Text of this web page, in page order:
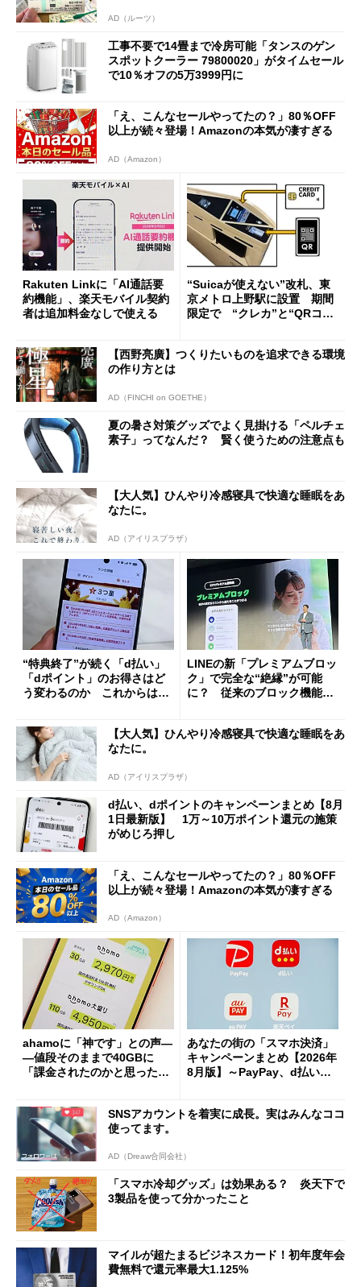
AD（ルーツ）
工事不要で14畳まで冷房可能「タンスのゲン
スポットクーラー 79800020」がタイムセール
で10％オフの5万3999円に
「え、こんなセールやってたの？」80％OFF
以上が続々登場！Amazonの本気が凄すぎる
AD（Amazon）
Rakuten Linkに「AI通話要
約機能」、楽天モバイル契約
者は追加料金なしで使える
“Suicaが使えない”改札、東
京メトロ上野駅に設置 期間
限定で “クレカ”と“QRコー
【西野亮廣】つくりたいものを追求できる環境
の作り方とは
AD（FINCHI on GOETHE）
夏の暑さ対策グッズでよく見掛ける「ペルチェ
素子」ってなんだ？ 賢く使うための注意点も
【大人気】ひんやり冷感寝具で快適な睡眠をあ
なたに。
AD（アイリスプラザ）
“特典終了”が続く「d払い」
「dポイント」のお得さはど
う変わるのか これからは
LINEの新「プレミアムブロッ
ク」で完全な“絶縁”が可能
に？ 従来のブロック機能と
【大人気】ひんやり冷感寝具で快適な睡眠をあ
なたに。
AD（アイリスプラザ）
d払い、dポイントのキャンペーンまとめ【8月
1日最新版】 1万～10万ポイント還元の施策
がめじろ押し
「え、こんなセールやってたの？」80％OFF
以上が続々登場！Amazonの本気が凄すぎる
AD（Amazon）
ahamoに「神です」との声―
―値段そのままで40GBに
「課金されたのかと思った」
あなたの街の「スマホ決済」
キャンペーンまとめ【2026年
8月版】～PayPay、d払い、a
SNSアカウントを着実に成長。実はみんなココ
使ってます。
AD（Dreaw合同会社）
「スマホ冷却グッズ」は効果ある？ 炎天下で
3製品を使って分かったこと
マイルが超たまるビジネスカード！初年度年会
費無料で還元率最大1.125%